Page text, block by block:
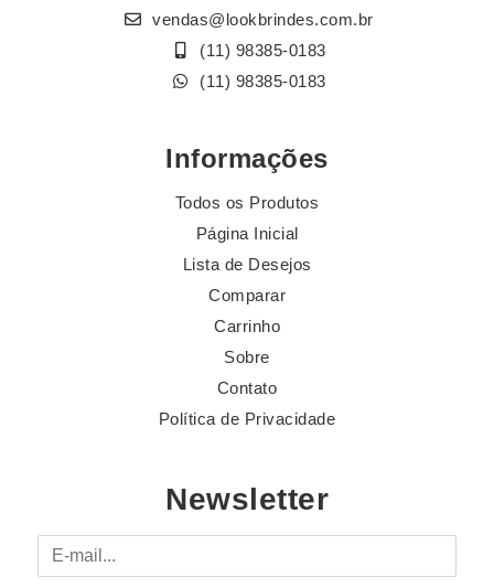
vendas@lookbrindes.com.br
(11) 98385-0183
(11) 98385-0183
Informações
Todos os Produtos
Página Inicial
Lista de Desejos
Comparar
Carrinho
Sobre
Contato
Política de Privacidade
Newsletter
E-mail